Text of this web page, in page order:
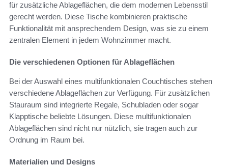
für zusätzliche Ablageflächen, die dem modernen Lebensstil
gerecht werden. Diese Tische kombinieren praktische
Funktionalität mit ansprechendem Design, was sie zu einem
zentralen Element in jedem Wohnzimmer macht.
Die verschiedenen Optionen für Ablageflächen
Bei der Auswahl eines multifunktionalen Couchtisches stehen
verschiedene Ablageflächen zur Verfügung. Für zusätzlichen
Stauraum sind integrierte Regale, Schubladen oder sogar
Klapptische beliebte Lösungen. Diese multifunktionalen
Ablageflächen sind nicht nur nützlich, sie tragen auch zur
Ordnung im Raum bei.
Materialien und Designs